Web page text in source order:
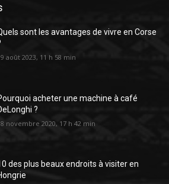
sont les avantages de vivre en Corse
août 2023, 11 h 58 min
acheter une machine à café
?
novembre 2020, 17 h 42 min
des plus beaux endroits à visiter en